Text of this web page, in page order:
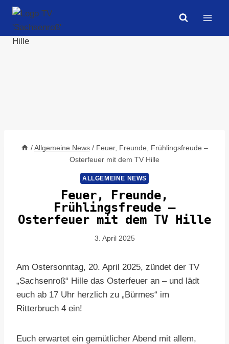
Zum
springen
/ Allgemeine News / Feuer, Freunde, Frühlingsfreude –
Osterfeuer mit dem TV Hille
ALLGEMEINE NEWS
Feuer, Freunde,
Frühlingsfreude –
Osterfeuer mit dem TV Hille
3. April 2025
Am Ostersonntag, 20. April 2025, zündet der TV
„Sachsenroß“ Hille das Osterfeuer an – und lädt
euch ab 17 Uhr herzlich zu „Bürmes“ im
Ritterbruch 4 ein!
Euch erwartet ein gemütlicher Abend mit allem,